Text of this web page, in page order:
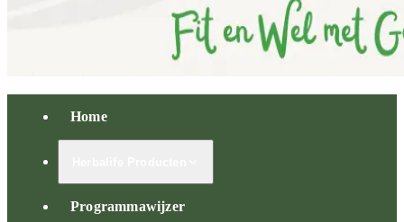
Home
Programmawijzer